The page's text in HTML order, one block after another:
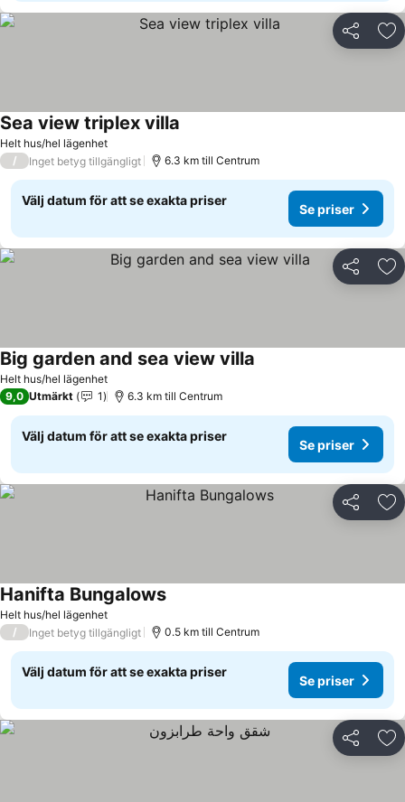
Dela
Helt hus/hel lägenhet
Sea view triplex villa
/ Inget betyg tillgängligt 6.3 km till Centrum
Välj datum för att se exakta priser
Se priser
Dela
Helt hus/hel lägenhet
Big garden and sea view villa
9,0 Utmärkt 1 6.3 km till Centrum
Välj datum för att se exakta priser
Se priser
Dela
Helt hus/hel lägenhet
Hanifta Bungalows
/ Inget betyg tillgängligt 0.5 km till Centrum
Välj datum för att se exakta priser
Se priser
Dela